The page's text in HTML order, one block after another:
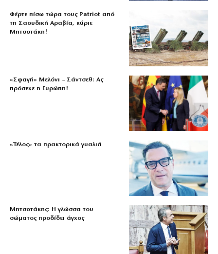
Φέρτε πίσω τώρα τους Patriot από
τη Σαουδική Αραβία, κύριε
Μητσοτάκη!
«Σφαγή» Μελόνι – Σάντσεθ: Ας
πρόσεχε η Ευρώπη!
«Τέλος» τα πρακτορικά γυαλιά
Μητσοτάκης: Η γλώσσα του
σώματος προδίδει άγχος